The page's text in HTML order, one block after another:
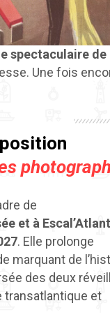
spectaculaire de
Une fois
de
et à
. Elle prolonge
marquant de
des deux
transatlantique et